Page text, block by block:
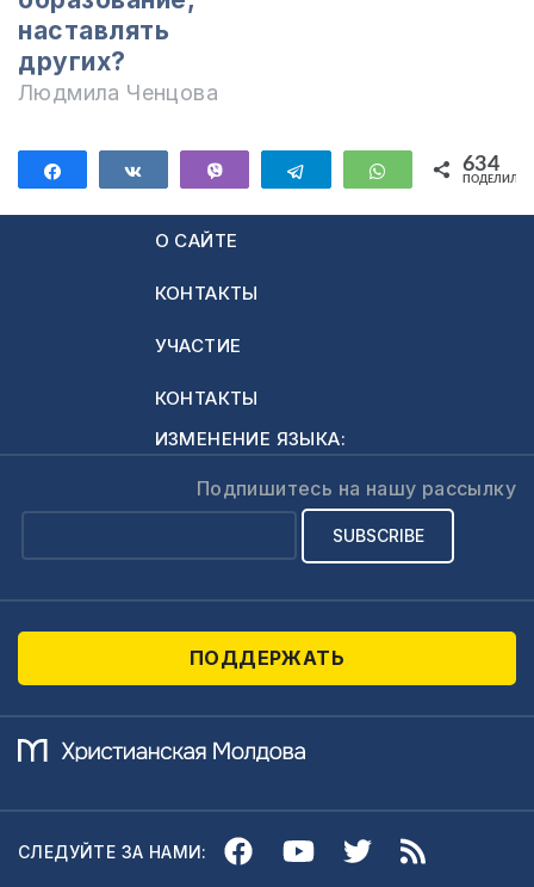
наставлять
других?
Людмила Ченцова
ПоделитьсяПоделиться Telegram WhatsApp
634
О САЙТЕ
КОНТАКТЫ
УЧАСТИЕ
КОНТАКТЫ
ИЗМЕНЕНИЕ ЯЗЫКА:
Подпишитесь на нашу рассылку
ПОДДЕРЖАТЬ
СЛЕДУЙТЕ ЗА НАМИ: